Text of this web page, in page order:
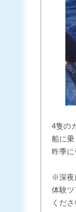
4隻の
船に
昨季
※深夜
体験
くださ